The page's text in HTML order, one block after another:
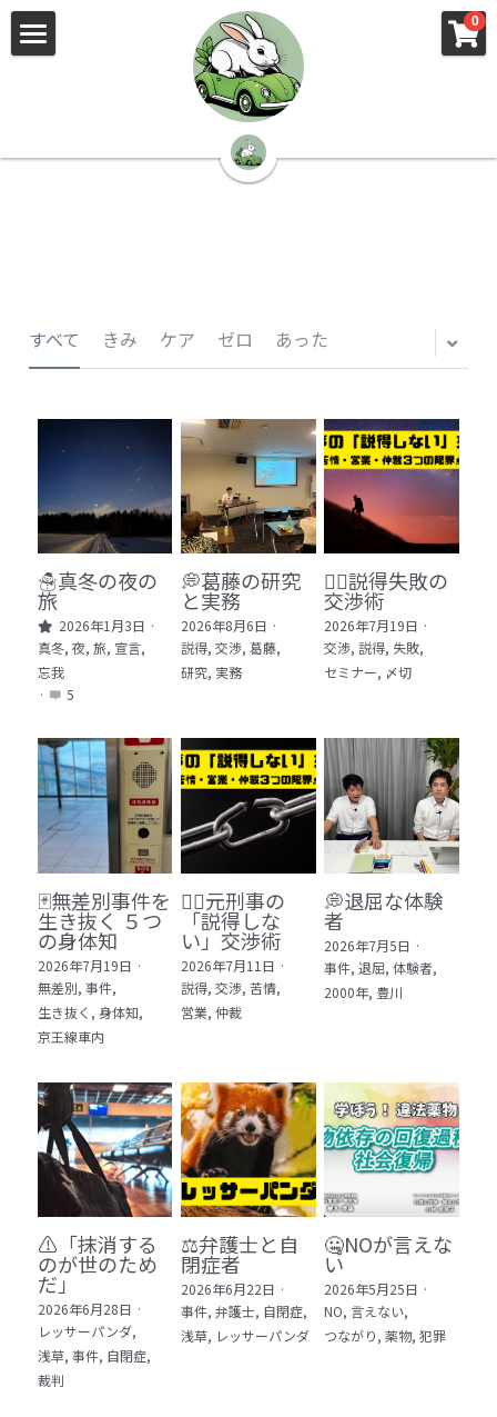
0
🌳株式会社 kibi🦉（トップ）
📰kibi log（ブログ）
🏢会社概要・プライバシーポリシー・プロフィ
📸Who am I?（プロフィール）
🏙️社員が防ぐ不正と犯罪
🙌自傷・他害・パニックは防げますか？
🏫社会福祉法人ぐらんま
🛒Learn More!（商品）
❓FAQ
📮ASK（無料読者登録 or 無料お問い合わせ）
📚 100冊の「本は飲み物」index
1 クレーム・犯罪・説得交渉 23冊
2 発達障害・精神疾患・ケア 29冊
3 身体知・非言語・情動 13冊
4 創作・芸術・神秘 30冊
5 教育・マネジメント・学修 20冊
6 セールス・マーケティング・ビジネスモデ
ル 21冊
7 ライフスタイル・防災・科学技術 12冊
8 アジア・歴史・未来予測 11冊
🎬Dramas(おすすめの小説・漫画・ドラマ・
映画)
ログイン/ 登録
検索
日本語
日本語
すべて きみ ケア ゼロ あった
☃️真冬の夜の
旅
2026年1月3日 ·
真冬, 夜, 旅, 宣言,
忘我
·
5
💭葛藤の研究
と実務
2026年8月6日 ·
説得, 交渉, 葛藤,
研究, 実務
🕵️‍♂️説得失敗の
交渉術
2026年7月19日 ·
交渉, 説得, 失敗,
セミナー, 〆切
🃏無差別事件を
生き抜く ５つ
の身体知
2026年7月19日 ·
無差別, 事件,
生き抜く, 身体知,
京王線車内
🙅‍♂️元刑事の
「説得しな
い」交渉術
2026年7月11日 ·
説得, 交渉, 苦情,
営業, 仲裁
💭退屈な体験
者
2026年7月5日 ·
事件, 退屈, 体験者,
2000年, 豊川
⚠️「抹消する
のが世のため
だ」​
2026年6月28日 ·
レッサーパンダ,
浅草, 事件, 自閉症,
裁判
⚖️弁護士と自
閉症者
2026年6月22日 ·
事件, 弁護士, 自閉症,
浅草, レッサーパンダ
🤐NOが言えな
い
2026年5月25日 ·
NO, 言えない,
つながり, 薬物, 犯罪
×
ストアカテゴリー
すべてのカテゴリー
×
ブログカテゴリー